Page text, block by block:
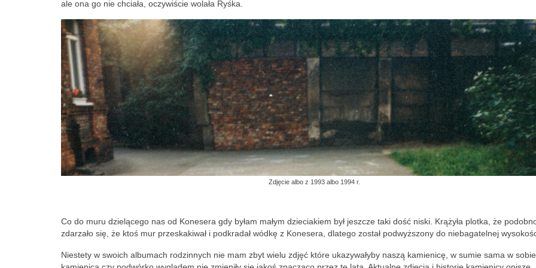
ale ona go nie chciała, oczywiście wolała Ryśka.
Zdjęcie albo z 1993 albo 1994 r.
Co do muru dzielącego nas od Konesera gdy byłam małym dzieciakiem był jeszcze taki dość niski. Krążyła plotka, że
zdarzało się, że ktoś mur przeskakiwał i podkradał wódkę z Konesera, dlatego został podwyższony do niebagatelnej
Niestety w swoich albumach rodzinnych nie mam zbyt wielu zdjęć które ukazywałyby naszą kamienicę, w sumie sama w sobie